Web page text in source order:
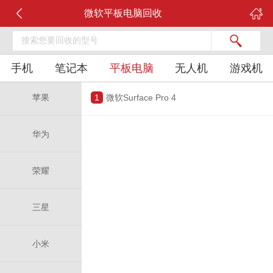
微软平板电脑回收
手机 笔记本 平板电脑 无人机 游戏机
苹果
华为
荣耀
三星
小米
1 微软Surface Pro 4